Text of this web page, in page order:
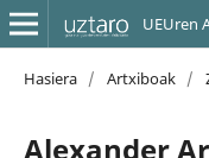
UEUren
Hasiera / Artxiboak /
Alexander